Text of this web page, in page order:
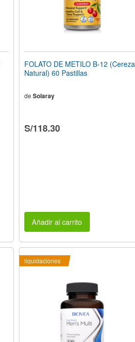
FOLATO DE METILO B-12 (Cereza
Natural) 60 Pastillas
de Solaray
S/118.30
Añadir al carrito
liquidaciones